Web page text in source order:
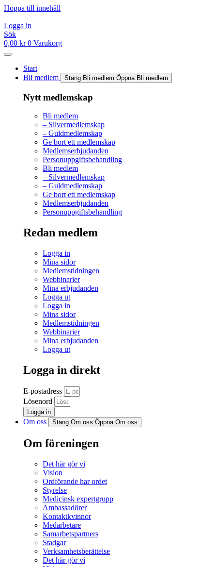
Hoppa till innehåll
Logga in
Sök
0,00 kr 0 Varukorg
Start
Bli medlem
Stäng Bli medlem Öppna Bli medlem
Nytt medlemskap
Bli medlem
– Silvermedlemskap
– Guldmedlemskap
Ge bort ett medlemskap
Medlemserbjudanden
Personuppgiftsbehandling
Bli medlem
– Silvermedlemskap
– Guldmedlemskap
Ge bort ett medlemskap
Medlemserbjudanden
Personuppgiftsbehandling
Redan medlem
Logga in
Mina sidor
Medlemstidningen
Webbinarier
Mina erbjudanden
Logga ut
Logga in
Mina sidor
Medlemstidningen
Webbinarier
Mina erbjudanden
Logga ut
Logga in direkt
E-postadress
Lösenord
Logga in
Om oss Stäng Om oss Öppna Om oss
Om föreningen
Det här gör vi
Vision
Ordförande har ordet
Styrelse
Medicinsk expertgrupp
Ambassadörer
Kontaktkvinnor
Medarbetare
Samarbetspartners
Stadgar
Verksamhetsberättelse
Det här gör vi